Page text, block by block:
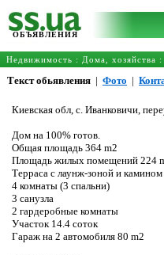
ОБЪЯВЛЕНИЯ
Недвижимость : Дома, хозяйства :
Текст обьявления | Фото |
Киевская обл, с. Иванковичи,
Дом на 100% готов.
Общая площадь 364 m2
Площадь жилых помещений 224
Терраса с лаунж-зоной и
4 комнаты (3 спальни)
3 санузла
2 гардеробные комнаты
Участок 14.4 соток
Гараж на 2 автомобиля 80 m2